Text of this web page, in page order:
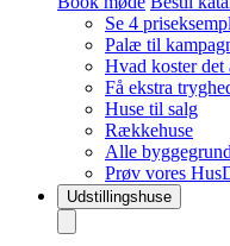
Se 4
Palæ til
Hvad koster det
Få ekstra
Huse til salg
Rækkehuse
Alle
Prøv vores
Udstillingshuse